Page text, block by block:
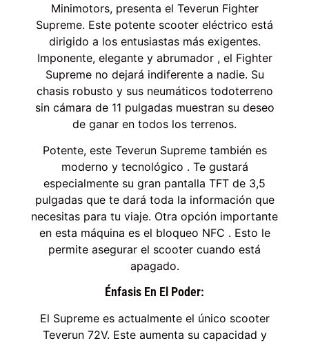
Minimotors, presenta el Teverun Fighter
Supreme. Este potente scooter eléctrico está
dirigido a los entusiastas más exigentes.
Imponente, elegante y abrumador , el Fighter
Supreme no dejará indiferente a nadie. Su
chasis robusto y sus neumáticos todoterreno
sin cámara de 11 pulgadas muestran su deseo
de ganar en todos los terrenos.
Potente, este Teverun Supreme también es
moderno y tecnológico . Te gustará
especialmente su gran pantalla TFT de 3,5
pulgadas que te dará toda la información que
necesitas para tu viaje. Otra opción importante
en esta máquina es el bloqueo NFC . Esto le
permite asegurar el scooter cuando está
apagado.
Énfasis En El Poder:
El Supreme es actualmente el único scooter
Teverun 72V. Este aumenta su capacidad y